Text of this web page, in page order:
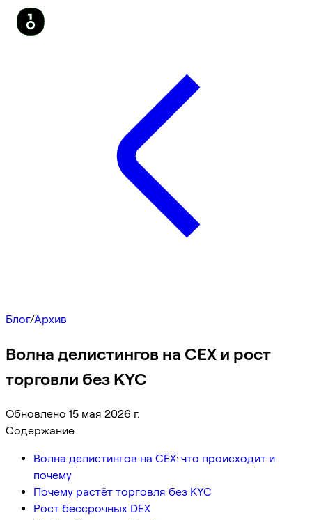
Блог/Архив
Волна делистингов на CEX и рост
торговли без KYC
Обновлено 15 мая 2026 г.
Содержание
Волна делистингов на CEX: что происходит и
почему
Почему растёт торговля без KYC
Рост бессрочных DEX